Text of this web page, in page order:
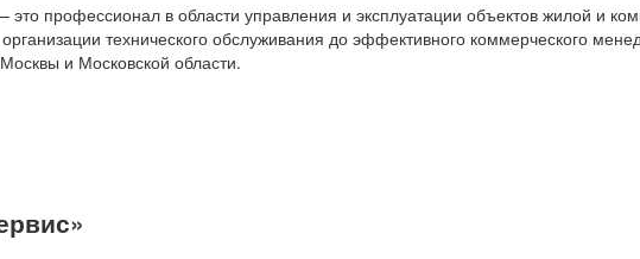
профессионал в области управления и эксплуатации объектов жилой и
технического обслуживания до эффективного коммерческого
и Московской области.